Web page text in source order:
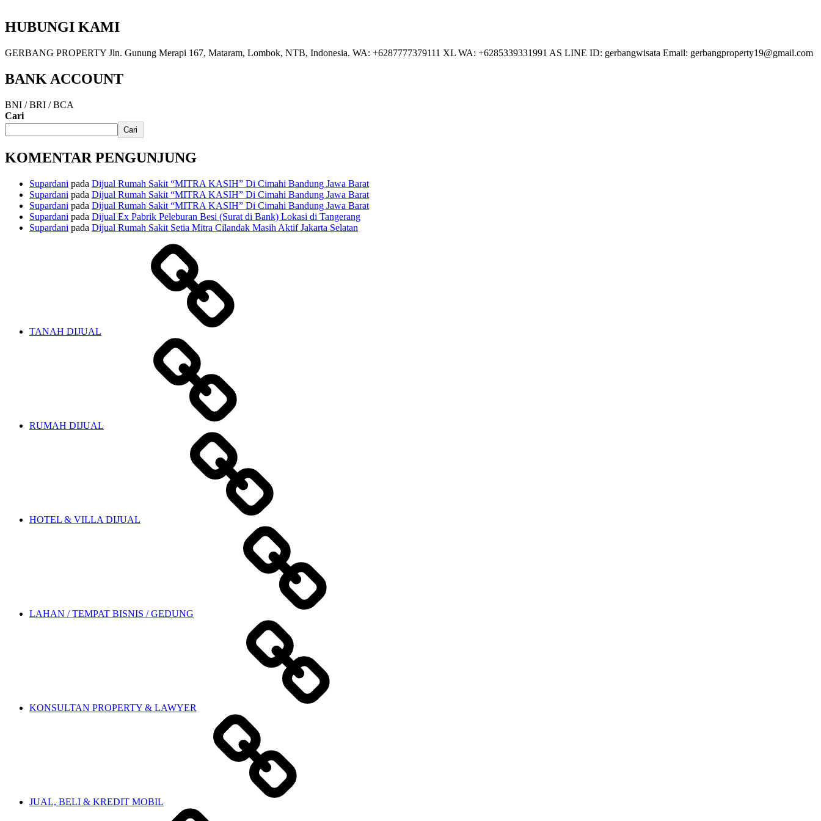
HUBUNGI KAMI
GERBANG PROPERTY Jln. Gunung Merapi 167, Mataram, Lombok, NTB, Indonesia. WA: +6287777379111 XL WA: +6285339331991 AS LINE ID: gerbangwisata Email: gerbangproperty19@gmail.com
BANK ACCOUNT
BNI / BRI / BCA
Cari
Cari
KOMENTAR PENGUNJUNG
Supardani pada Dijual Rumah Sakit “MITRA KASIH” Di Cimahi Bandung Jawa Barat
Supardani pada Dijual Rumah Sakit “MITRA KASIH” Di Cimahi Bandung Jawa Barat
Supardani pada Dijual Rumah Sakit “MITRA KASIH” Di Cimahi Bandung Jawa Barat
Supardani pada Dijual Ex Pabrik Peleburan Besi (Surat di Bank) Lokasi di Tangerang
Supardani pada Dijual Rumah Sakit Setia Mitra Cilandak Masih Aktif Jakarta Selatan
TANAH DIJUAL
RUMAH DIJUAL
HOTEL & VILLA DIJUAL
LAHAN / TEMPAT BISNIS / GEDUNG
KONSULTAN PROPERTY & LAWYER
JUAL, BELI & KREDIT MOBIL